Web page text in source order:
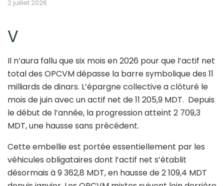
2 juillet 2026
V
Il n’aura fallu que six mois en 2026 pour que l’actif net
total des OPCVM dépasse la barre symbolique des 11
milliards de dinars. L’épargne collective a clôturé le
mois de juin avec un actif net de 11 205,9 MDT. Depuis
le début de l’année, la progression atteint 2 709,3
MDT, une hausse sans précédent.
Cette embellie est portée essentiellement par les
véhicules obligataires dont l’actif net s’établit
désormais à 9 362,8 MDT, en hausse de 2 109,4 MDT